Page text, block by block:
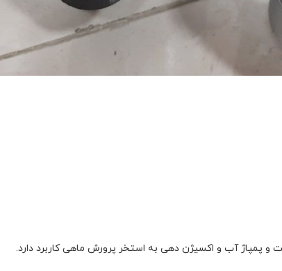
آب و اکسیژن دهی به استخر پرورش ماهی کاربرد دارد.